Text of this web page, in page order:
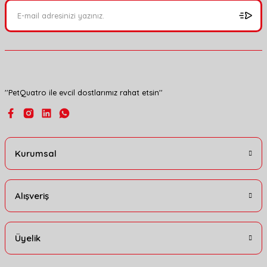
Ürün bilgilerinde hatalar bulunuyor.
''PetQuatro ile evcil dostlarımız rahat etsin''
Kurumsal
Alışveriş
Üyelik